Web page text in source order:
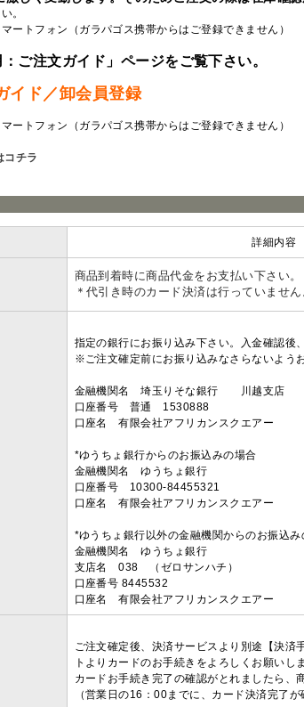
。
ートフォン（ガラパゴス携帯からはご登録できません）
ご注文ガイド」ページをご覧下さい。
イド／卸会員登録
ートフォン（ガラパゴス携帯からはご登録できません）
コチラ
詳細内容
商品到着時に商品代金をお支払い下さい。
＊代引き時のカード決済は行っていません
指定の銀行にお振り込み下さい。入金確認後
※ご注文確定前にお振り込みなさらないよう
金融機関名 埼玉りそな銀行 川越支店
口座番号 普通 1530888
口座名 有限会社アフリカンスクエアー
*ゆうちょ銀行からのお振込みの場合
金融機関名 ゆうちょ銀行
口座番号 10300-84455321
口座名 有限会社アフリカンスクエアー
*ゆうちょ銀行以外の金融機関からのお振込み
金融機関名 ゆうちょ銀行
支店名 038 （ゼロサンハチ）
口座番号 8445532
口座名 有限会社アフリカンスクエアー
ご注文確定後、決済サービスより別途【決済
トよりカードのお手続きをよろしくお願いしま
カードお手続き完了の確認がとれましたら、
（営業日の16：00までに、カード決済完了